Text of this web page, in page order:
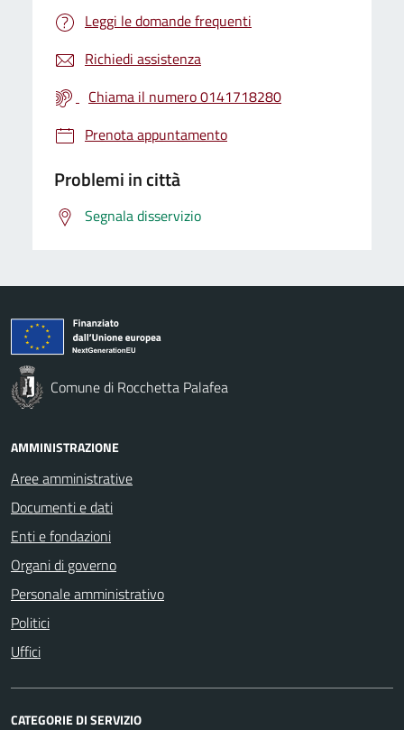
Leggi le domande frequenti
Richiedi assistenza
Chiama il numero 0141718280
Prenota appuntamento
Problemi in città
Segnala disservizio
Comune di Rocchetta Palafea
AMMINISTRAZIONE
Aree amministrative
Documenti e dati
Enti e fondazioni
Organi di governo
Personale amministrativo
Politici
Uffici
CATEGORIE DI SERVIZIO